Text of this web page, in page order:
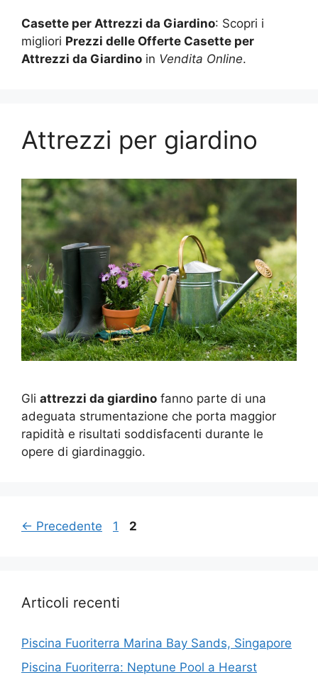
Casette per Attrezzi da Giardino: Scopri i
migliori Prezzi delle Offerte Casette per
Attrezzi da Giardino in Vendita Online.
Attrezzi per giardino
Gli attrezzi da giardino fanno parte di una
adeguata strumentazione che porta maggior
rapidità e risultati soddisfacenti durante le
opere di giardinaggio.
← Precedente Pagina
1 Pagina
2
Articoli recenti
Piscina Fuoriterra Marina Bay Sands, Singapore
Piscina Fuoriterra: Neptune Pool a Hearst